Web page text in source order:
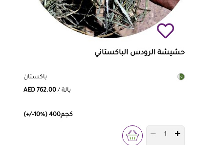
حشيشة الرودس الباكستاني
باكستان
AED 762.00
/ بالة
(+/-10%) 400كجم
PRODUCT QUANTITY